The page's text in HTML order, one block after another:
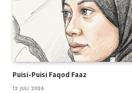
Puisi-Puisi Faqod Faaz
12 JULI 2026